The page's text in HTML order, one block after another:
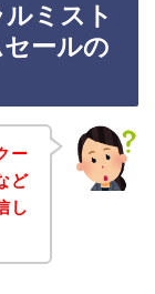
ミスト
ールの
ー
ど
し